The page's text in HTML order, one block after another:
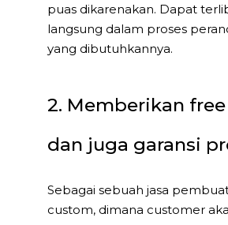
puas dikarenakan. Dapat
langsung dalam proses
yang dibutuhkannya.
2. Memberikan
dan juga garansi
Sebagai sebuah jasa
custom, dimana customer